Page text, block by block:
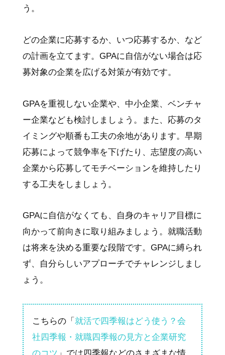
う。
どの企業に応募するか、いつ応募するか、など
の計画を立てます。GPAに自信がない場合は応
募対象の企業を広げる対策が有効です。
GPAを重視しない企業や、中小企業、ベンチャ
ー企業なども検討しましょう。また、応募のタ
イミングや順番も工夫の余地があります。早期
応募によって競争率を下げたり、志望度の高い
企業から応募してモチベーションを維持したり
する工夫をしましょう。
GPAに自信がなくても、自身のキャリア目標に
向かって前向きに取り組みましょう。就職活動
は将来を決める重要な段階です。GPAに縛られ
ず、自分らしいアプローチでチャレンジしまし
ょう。
こちらの「 就活で四季報はどう使う？会
社四季報・就職四季報の見方と企業研究